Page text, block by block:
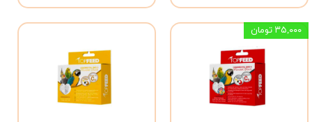
۳۵,۰۰۰ تومان